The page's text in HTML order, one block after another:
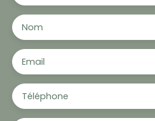
Nom
Email
Téléphone